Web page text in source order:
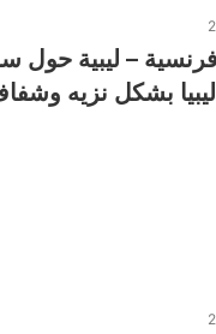
– ليبية حول
ليبيا بشكل نزيه